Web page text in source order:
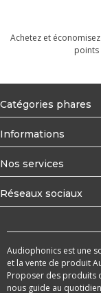
Achetez et
points
Catégories phares
Informations
Nos services
Réseaux sociaux
Audiophonics est une
et la vente de produit
Proposer des produits
nous guide au